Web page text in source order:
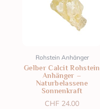
Rohstein Anhänger
Gelber Calcit Rohstein
Anhänger –
Naturbelassene
Sonnenkraft
CHF 24.00